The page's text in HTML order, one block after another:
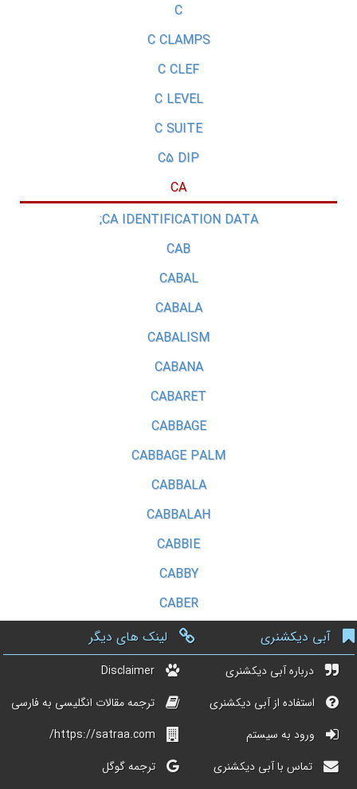
C
C CLAMPS
C CLEF
C LEVEL
C SUITE
C5 DIP
CA
CA IDENTIFICATION DATA;
CAB
CABAL
CABALA
CABALISM
CABANA
CABARET
CABBAGE
CABBAGE PALM
CABBALA
CABBALAH
CABBIE
CABBY
CABER
آبی دیکشنری
درباره آبی دیکشنری
استفاده از آبی دیکشنری
ورود به سیستم
تماس با آبی دیکشنری
لینک های دیگر
Disclaimer
ترجمه مقالات انگلیسی به فارسی
https://satraa.com/
ترجمه گوگل